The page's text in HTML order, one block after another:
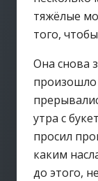
тяжёлые
того,
Она снова
произошло
утра с
просил
каким
до этого,